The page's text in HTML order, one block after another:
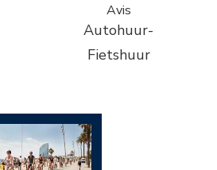
Avis
Autohuur-
Fietshuur